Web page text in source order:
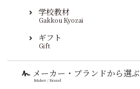
学校教材
Gakkou Kyozai
ギフト
Gift
メーカー・ブランドから選ぶ
Maker / Brand